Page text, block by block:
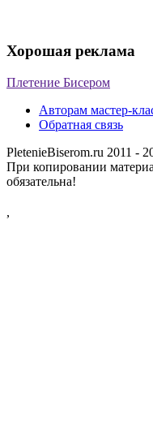
Хорошая реклама
Плетение Бисером
Авторам мастер-
Обратная связь
PletenieBiserom.ru 2011 -
При копировании
обязательна!
,